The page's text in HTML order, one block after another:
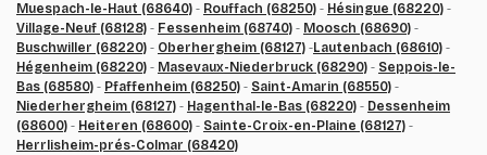
Muespach-le-Haut (68640) - Rouffach (68250) - Hésingue (68220) -
Village-Neuf (68128) - Fessenheim (68740) - Moosch (68690) -
Buschwiller (68220) - Oberhergheim (68127) -Lautenbach (68610) -
Hégenheim (68220) - Masevaux-Niederbruck (68290) - Seppois-le-
Bas (68580) - Pfaffenheim (68250) - Saint-Amarin (68550) -
Niederhergheim (68127) - Hagenthal-le-Bas (68220) - Dessenheim
(68600) - Heiteren (68600) - Sainte-Croix-en-Plaine (68127) -
Herrlisheim-prés-Colmar (68420)